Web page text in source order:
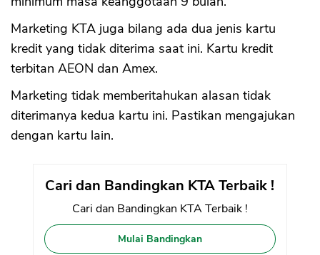
Marketing KTA juga bilang ada dua jenis kartu
kredit yang tidak diterima saat ini. Kartu kredit
terbitan AEON dan Amex.
Marketing tidak memberitahukan alasan tidak
diterimanya kedua kartu ini. Pastikan mengajukan
dengan kartu lain.
Cari dan Bandingkan KTA Terbaik !
Cari dan Bandingkan KTA Terbaik !
Mulai Bandingkan